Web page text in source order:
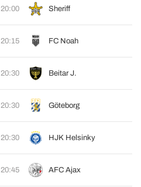
20:00 Sheriff
20:15 FC Noah
20:30 Beitar J.
20:30 Göteborg
20:30 HJK Helsinky
20:45 AFC Ajax